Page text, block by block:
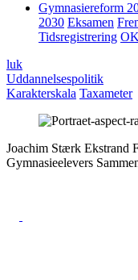
Gymnasiereform
2030 Eksamen
Tidsregistrering
luk
Uddannelsespolitik
Karakterskala Taxameter
Joachim Stærk Ekstrand
Gymnasieelevers